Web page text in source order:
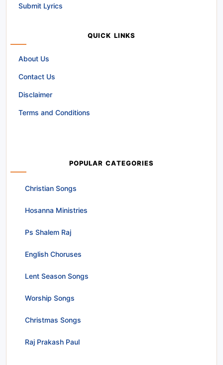
Submit Lyrics
QUICK LINKS
About Us
Contact Us
Disclaimer
Terms and Conditions
POPULAR CATEGORIES
Christian Songs
Hosanna Ministries
Ps Shalem Raj
English Choruses
Lent Season Songs
Worship Songs
Christmas Songs
Raj Prakash Paul